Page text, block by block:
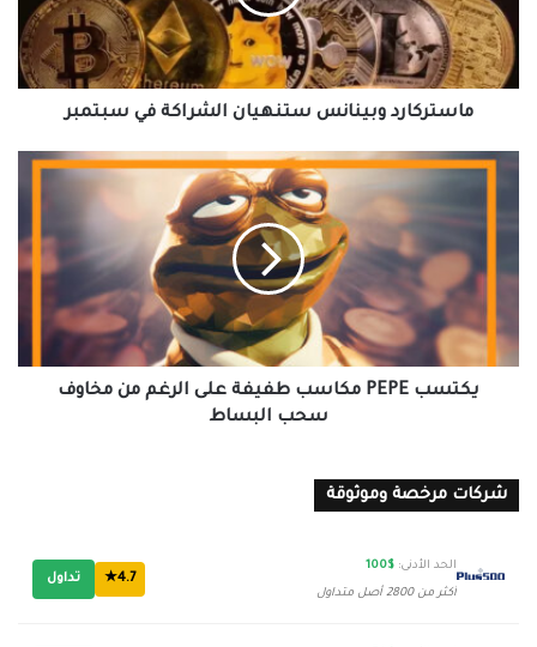
سبتمبر
ماستركارد وبينانس ستنهيان الشراكة في سبتمبر
يكتسب
مكاسب
مخاوف
سحب
البساط
يكتسب PEPE مكاسب طفيفة على الرغم من مخاوف
سحب البساط
شركات مرخصة وموثوقة
الحد الأدنى: $100
أكثر من 2800 أصل متداول
4.7★ تداول